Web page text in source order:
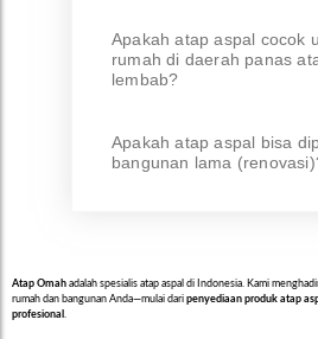
Apakah atap aspal cocok
rumah di daerah panas
lembab?
Apakah atap aspal bisa
bangunan lama
Atap Omah adalah spesialis atap aspal di Indonesia. Kami
rumah dan bangunan Anda—mulai dari penyediaan produk atap
profesional